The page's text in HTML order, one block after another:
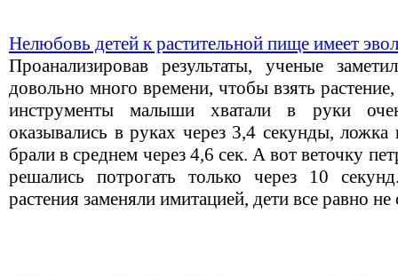
Нелюбовь детей к растительной пище имеет
Проанализировав результаты, ученые
довольно много времени, чтобы взять
инструменты малыши хватали в руки
оказывались в руках через 3,4 секунды,
брали в среднем через 4,6 сек. А вот веточку
решались потрогать только через 10
растения заменяли имитацией, дети все равно